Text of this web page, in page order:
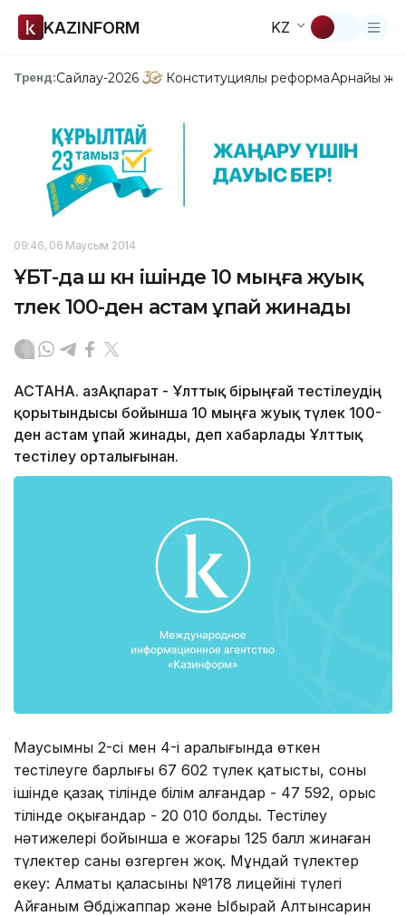
KAZINFORM KZ
Тренд:Сайлау-2026 Конституциялық реформаАрнайы
09:46, 06 Маусым 2014
ҰБТ-да үш күн ішінде 10 мыңға жуық
түлек 100-ден астам ұпай жинады
АСТАНА. ҚазАқпарат - Ұлттық бірыңғай тестілеудің
қорытындысы бойынша 10 мыңға жуық түлек 100-
ден астам ұпай жинады, деп хабарлады Ұлттық
тестілеу орталығынан.
Маусымның 2-сі мен 4-і аралығында өткен
тестілеуге барлығы 67 602 түлек қатысты, соның
ішінде қазақ тілінде білім алғандар - 47 592, орыс
тілінде оқығандар - 20 010 болды. Тестілеу
нәтижелері бойынша ең жоғары 125 балл жинаған
түлектер саны өзгерген жоқ. Мұндай түлектер
екеу: Алматы қаласының №178 лицейінің түлегі
Айғаным Әбдіжаппар және Ыбырай Алтынсарин